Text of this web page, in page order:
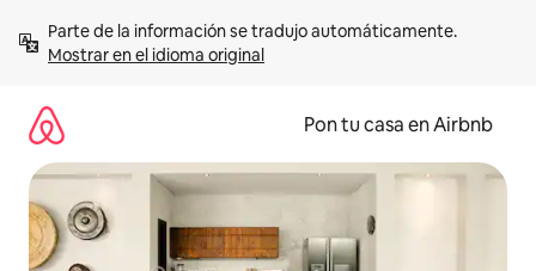
contenidoMostrar en el idioma original
Pon tu casa en Airbnb